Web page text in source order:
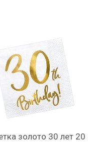
золото 30 лет 20